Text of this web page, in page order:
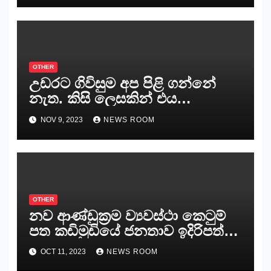
නියෝජිතයින්
OTHER
උඩරට ගිවිසුම අප පිළි ගන්නේ
නැත. කිසි ලෙසකින් එය
නීත්‍යානුකූල ලියවිල්ලක් නො වේ.
සිංහල ප්‍රතිපත්ති කේන්ද්‍රයෙන්
ජනාධිපති දැන් වූ ලිපියෙන්
NOV 9, 2023 NEWS ROOM
OTHER
නව ආණ්ඩුක්‍රම ව්‍යවස්ථා කෙටුම්
පත කඩිමුඩියේ ජනතාව ඉදිරිපත්
කරන්නේ?
OCT 11, 2023 NEWS ROOM